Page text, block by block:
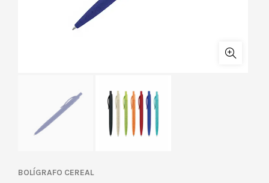
BOLÍGRAFO CEREAL